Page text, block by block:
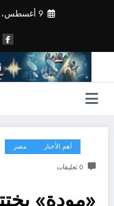
9 أغسطس، 2026
أهم الأخبار مصر
0 تعليقات
«مودة»